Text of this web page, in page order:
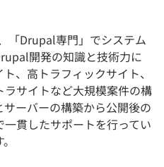
「Drupal専門」でシステム
開発の知識と技術力に
、高トラフィックサイト、
サイトなど大規模案件の構
ーバーの構築から公開後の
貫したサポートを行ってい